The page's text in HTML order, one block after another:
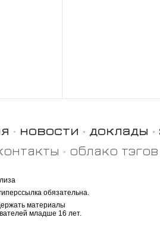
новости доклады
облако тэгов
обязательна.
материалы
младше 16 лет.